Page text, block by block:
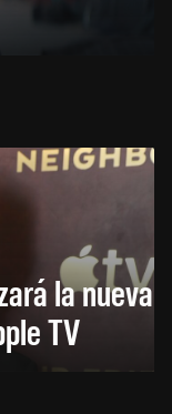
la nueva
TV